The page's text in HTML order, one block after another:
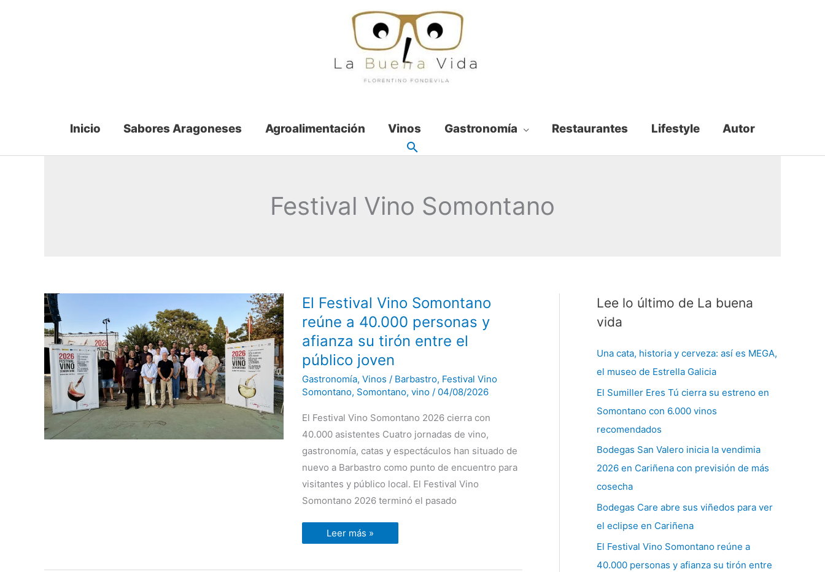
Inicio Sabores Aragoneses Agroalimentación Vinos Gastronomía Restaurantes Lifestyle Autor
Festival Vino Somontano
El Festival Vino Somontano
reúne a 40.000 personas y
afianza su tirón entre el
público joven
Gastronomía, Vinos / Barbastro, Festival Vino
Somontano, Somontano, vino/ 04/08/2026
El Festival Vino Somontano 2026 cierra con
40.000 asistentes Cuatro jornadas de vino,
gastronomía, catas y espectáculos han situado de
nuevo a Barbastro como punto de encuentro para
visitantes y público local. El Festival Vino
Somontano 2026 terminó el pasado
El
Festival
Somontano
a
40.000
personas
afianza
su
tirón
el
joven
Leer más »
Lee lo último de La buena
vida
Una cata, historia y cerveza: así es MEGA,
el museo de Estrella Galicia
El Sumiller Eres Tú cierra su estreno en
Somontano con 6.000 vinos
recomendados
Bodegas San Valero inicia la vendimia
2026 en Cariñena con previsión de más
cosecha
Bodegas Care abre sus viñedos para ver
el eclipse en Cariñena
El Festival Vino Somontano reúne a
40.000 personas y afianza su tirón entre
C
a
e
g
o
r
í
a
s